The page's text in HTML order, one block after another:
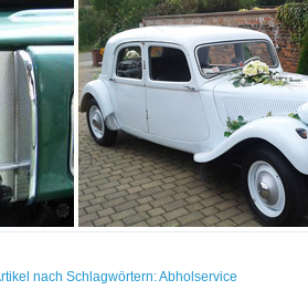
nach Schlagwörtern: Abholservice